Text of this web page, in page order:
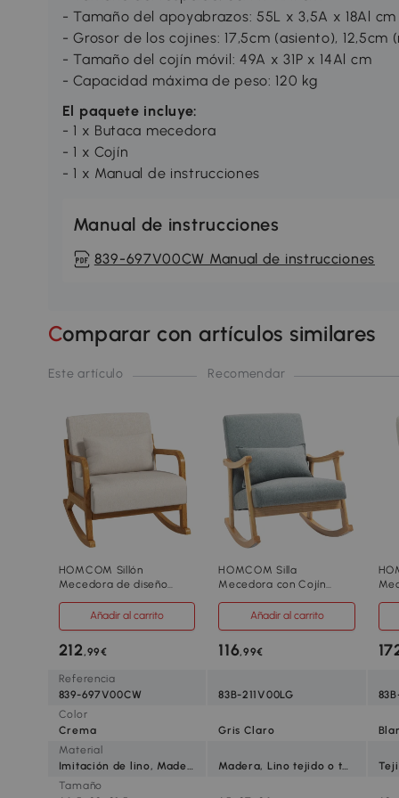
- Tamaño del apoyabrazos: 55L x 3,5A x 18Al cm
- Grosor de los cojines: 17,5cm (asiento), 12,5cm
- Tamaño del cojín móvil: 49A x 31P x 14Al cm
- Capacidad máxima de peso: 120 kg
El paquete incluye:
- 1 x Butaca mecedora
- 1 x Cojín
- 1 x Manual de instrucciones
Manual de instrucciones
839-697V00CW Manual de instrucciones
Comparar con artículos similares
Referencia
Color
Material
Tamaño
Este artículo
HOMCOM Sillón
Mecedora de diseño
64,5x92x81 5 cm Beige +
Marrón
Añadir al carrito
212,99€
839-697V00CW
Crema
Imitación de lino, Madera de caucho, Tablero multicapa, Espuma
Recomendar
HOMCOM Silla
Mecedora con Cojín
y Base de Madera para
Salón o Dormitorio
65x87x84 cm Gris Claro
Añadir al carrito
116,99€
83B-211V00LG
Gris Claro
Madera, Lino tejido o tela (100% poliéster), Espuma, Madera de caucho